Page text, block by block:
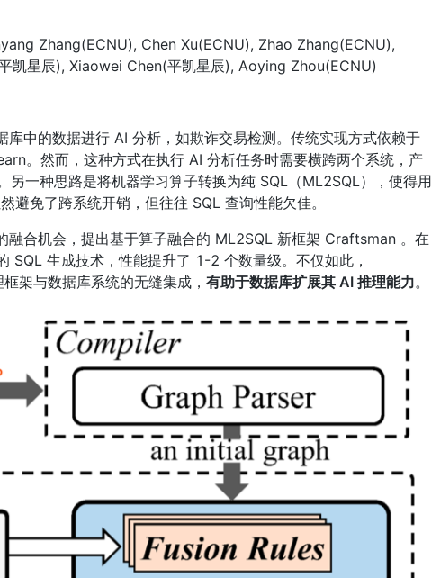
Zhang(ECNU), Chen Xu(ECNU), Zhao Zhang(ECNU),
凯星辰), Xiaowei Chen(平凯星辰), Aoying Zhou(ECNU)
中的数据进行 AI 分析，如欺诈交易检测。传统实现方式依赖于
。然而，这种方式在执行 AI 分析任务时需要横跨两个系统，产
一种思路是将机器学习算子转换为纯 SQL（ML2SQL），使得用
避免了跨系统开销，但往往 SQL 查询性能欠佳。
合机会，提出基于算子融合的 ML2SQL 新框架 Craftsman 。在
生成技术，性能提升了 1-2 个数量级。不仅如此，
架与数据库系统的无缝集成， 有助于数据库扩展其 AI 推理能力。